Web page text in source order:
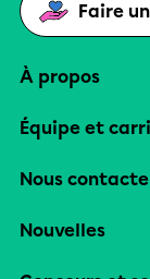
Faire
À propos
Équipe et
Nous
Nouvelles